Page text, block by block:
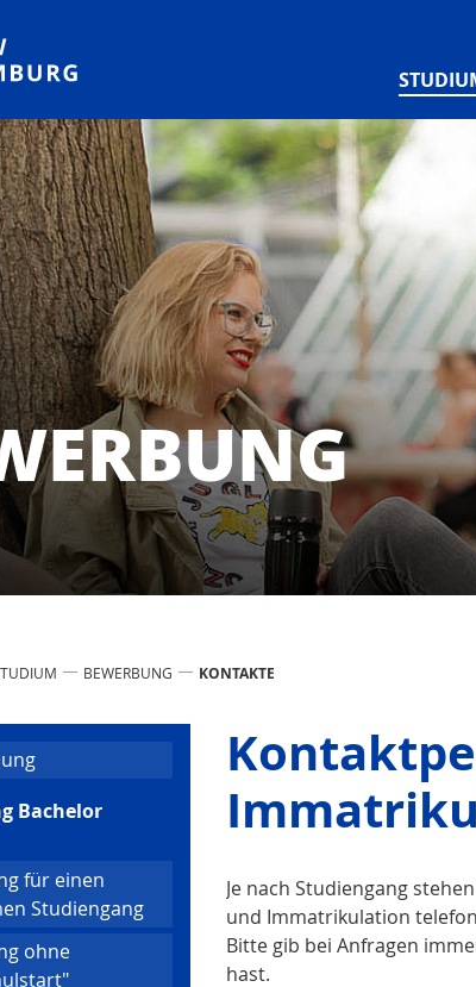
Wissenschaften Hamburg
BEWERBUNG KONTAKTE
Bachelor
für einen
Studiengang
ohne
Je nach Studiengang
und Immatrikulation
Bitte gib bei Anfragen
hast.